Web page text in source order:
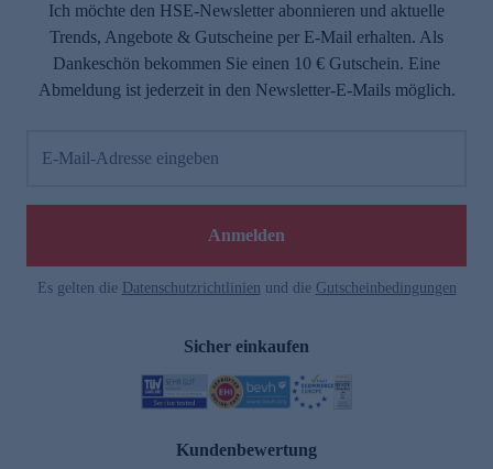
Ich möchte den HSE-Newsletter abonnieren und aktuelle
Trends, Angebote & Gutscheine per E-Mail erhalten. Als
Dankeschön bekommen Sie einen 10 € Gutschein. Eine
Abmeldung ist jederzeit in den Newsletter-E-Mails möglich.
E-Mail-Adresse eingeben
Anmelden
Es gelten die Datenschutzrichtlinien und die Gutscheinbedingungen
Sicher einkaufen
Kundenbewertung